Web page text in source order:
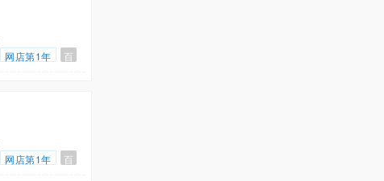
网店第1年 百
网店第1年 百